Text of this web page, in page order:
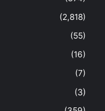
(2,818)
(55)
(16)
(7)
(3)